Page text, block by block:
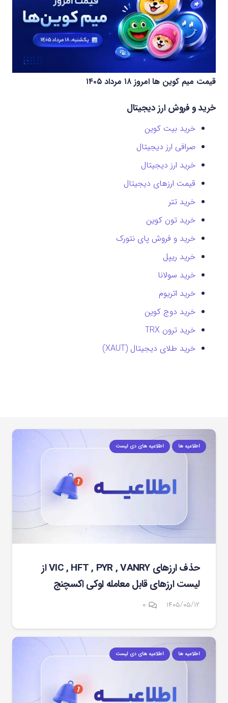
قیمت میم کوین‌ ها امروز ۱۸ مرداد ۱۴۰۵
خرید و فروش ارز دیجیتال
خرید بیت کوین
صرافی ارز دیجیتال
خرید ارز دیجیتال
قیمت ارزهای دیجیتال
خرید تتر
خرید تون کوین
خرید و فروش پای نتورک
خرید ریپل
خرید سولانا
خرید اتریوم
خرید دوج کوین
خرید ترون TRX
خرید طلای دیجیتال (XAUT)
اطلاعیه ها اطلاعیه های دی لیست
حذف ارزهای VIC , HFT , PYR , VANRY از
لیست ارزهای قابل معامله اوکی اکسچنج
۱۴۰۵/۰۵/۱۲ ۰
اطلاعیه ها اطلاعیه های دی لیست